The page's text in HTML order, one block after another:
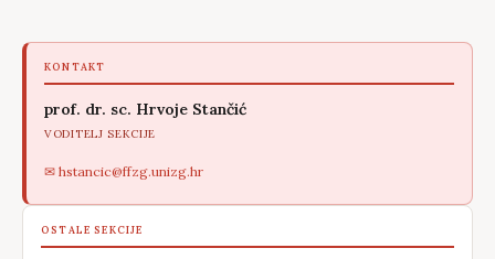
KONTAKT
prof. dr. sc. Hrvoje Stančić
VODITELJ SEKCIJE
✉ hstancic@ffzg.unizg.hr
OSTALE SEKCIJE